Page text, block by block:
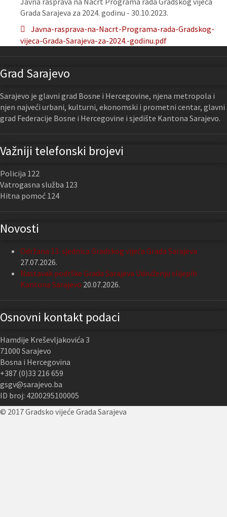
Grada Sarajeva za 2024. godinu - 30.10.2023.
Javna-rasprava-na-Nacrt-Programa-rada-Gradskog-
vijeca-Grada-Sarajeva-za-2024.-godinu.pdf
Grad Sarajevo
Sarajevo je glavni grad Bosne i Hercegovine, njena metropola i
njen najveći urbani, kulturni, ekonomski i prometni centar, glavni
grad Federacije Bosne i Hercegovine i sjedište Kantona Sarajevo.
Važniji telefonski brojevi
Policija 122
Vatrogasna služba 123
Hitna pomoć 124
Novosti
Održana 13. sjednica Gradskog vijeća Grada Sarajeva
27.07.2026.
Nastavak podrške Grada Sarajeva Udruženju slijepih
Kantona Sarajevo 20.07.2026.
Osnovni kontakt podaci
Hamdije Kreševljakovića 3
71000 Sarajevo
Bosna i Hercegovina
+387 (0)33 216 659
gsgv@sarajevo.ba
ID broj: 4200295100005
© 2017 Gradsko vijeće Grada Sarajeva